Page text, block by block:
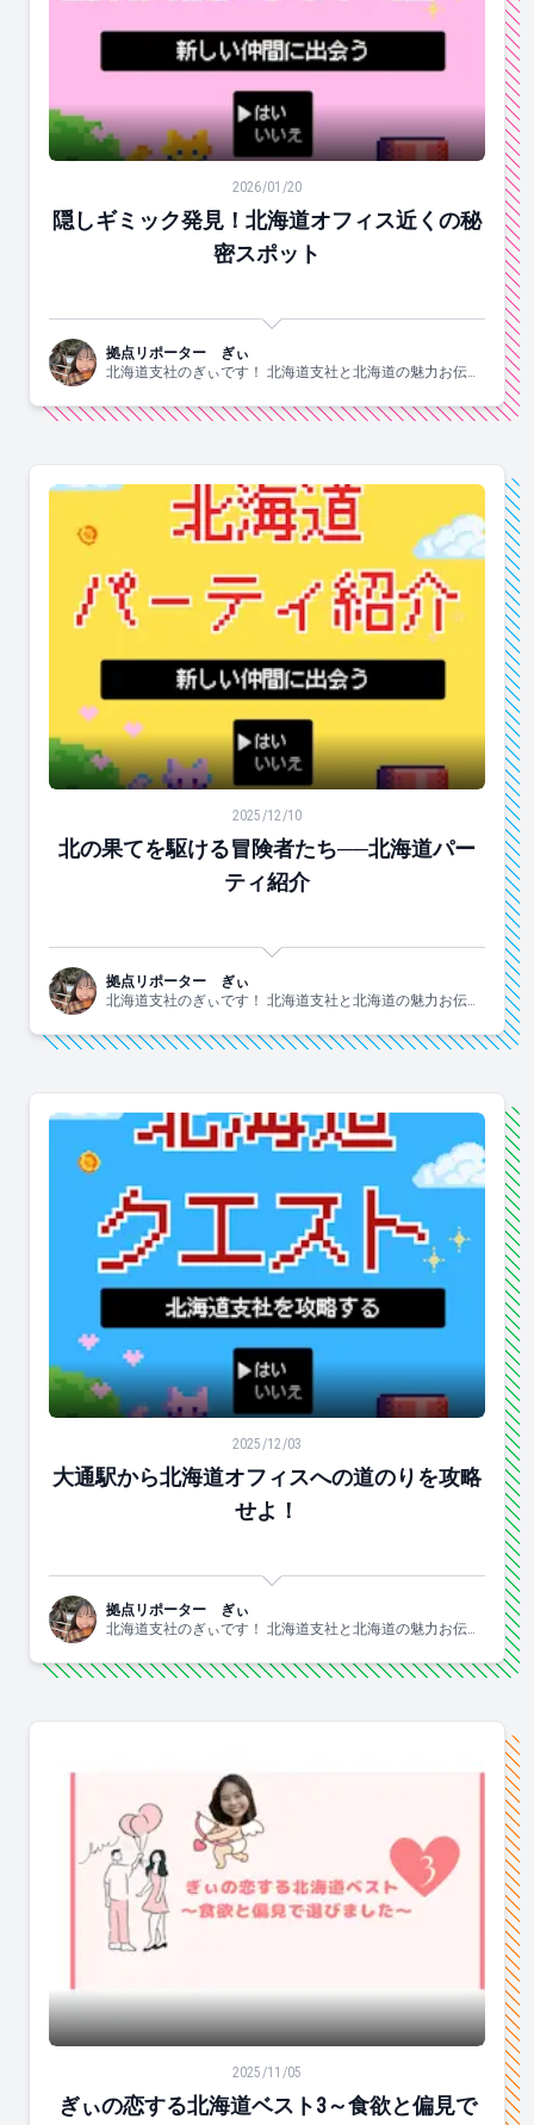
隠しギミック発見！北海道オフィス近くの秘密スポット
2026/01/20
隠しギミック発見！北海道オフィス近くの秘
密スポット
拠点リポーター ぎぃ
北海道支社のぎぃです！ 北海道支社と北海道の魅力お伝え
2025/12/10
北の果てを駆ける冒険者たち──北海道パー
ティ紹介
拠点リポーター ぎぃ
北海道支社のぎぃです！ 北海道支社と北海道の魅力お伝え
2025/12/03
大通駅から北海道オフィスへの道のりを攻略
せよ！
拠点リポーター ぎぃ
北海道支社のぎぃです！ 北海道支社と北海道の魅力お伝え
ぎぃの恋する北海道ベスト3～食欲と偏見で選びました～
2025/11/05
ぎぃの恋する北海道ベスト3～食欲と偏見で